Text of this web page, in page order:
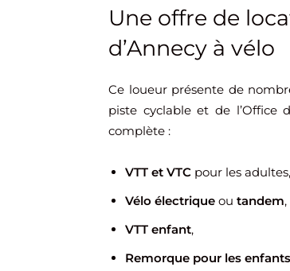
Une offre de
d’Annecy à vélo
Ce loueur présente de
piste cyclable et de l’Office
complète :
VTT et VTC pour les adultes,
Vélo électrique ou tandem,
VTT enfant,
Remorque pour les enfants